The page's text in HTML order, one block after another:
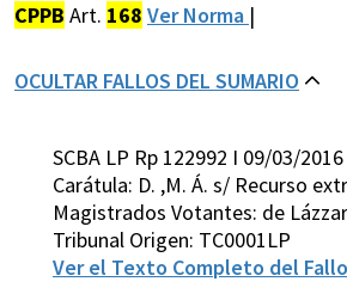
CPPB Art. 168 Ver Norma |
OCULTAR FALLOS DEL SUMARIO
SCBA LP Rp 122992 I 09/03/2016
Carátula: D. ,M. Á. s/ Recurso
Magistrados Votantes: de
Tribunal Origen: TC0001LP
Ver el Texto Completo del Fallo